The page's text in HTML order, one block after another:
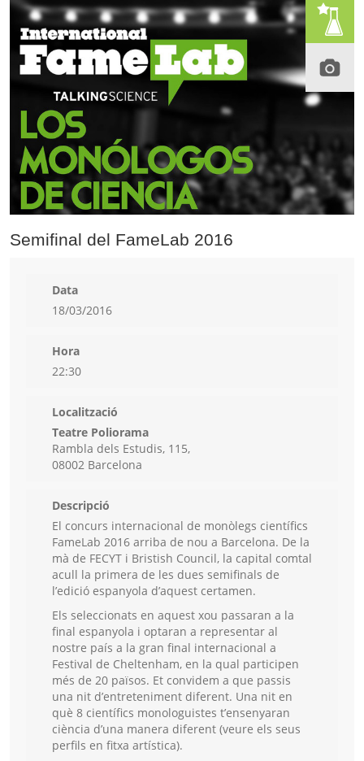
Semifinal del FameLab 2016
Data
18/03/2016
Hora
22:30
Localització
Teatre Poliorama
Rambla dels Estudis, 115,
08002 Barcelona
Descripció
El concurs internacional de monòlegs científics
FameLab 2016 arriba de nou a Barcelona. De la
mà de FECYT i Bristish Council, la capital comtal
acull la primera de les dues semifinals de
l’edició espanyola d’aquest certamen.
Els seleccionats en aquest xou passaran a la
final espanyola i optaran a representar al
nostre país a la gran final internacional a
Festival de Cheltenham, en la qual participen
més de 20 països. Et convidem a que passis
una nit d’entreteniment diferent. Una nit en
què 8 científics monologuistes t’ensenyaran
ciència d’una manera diferent (veure els seus
perfils en fitxa artística).